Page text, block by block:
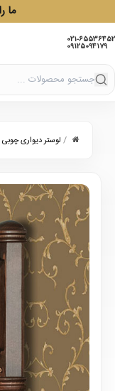
ما
021-65536452
09125094179
/ لوستر دیواری چوبی